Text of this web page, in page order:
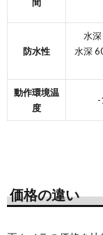
間
防水性
水深
水深
動作環境温
度
-
価格の違い